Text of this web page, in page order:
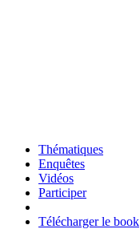
Thématiques
Enquêtes
Vidéos
Participer
Télécharger le book